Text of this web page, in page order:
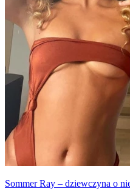
Sommer Ray – dziewczyna o